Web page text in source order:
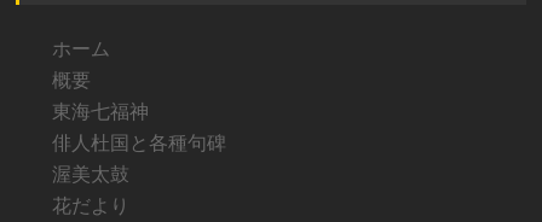
ホーム
概要
東海七福神
俳人杜国と各種句碑
渥美太鼓
花だより